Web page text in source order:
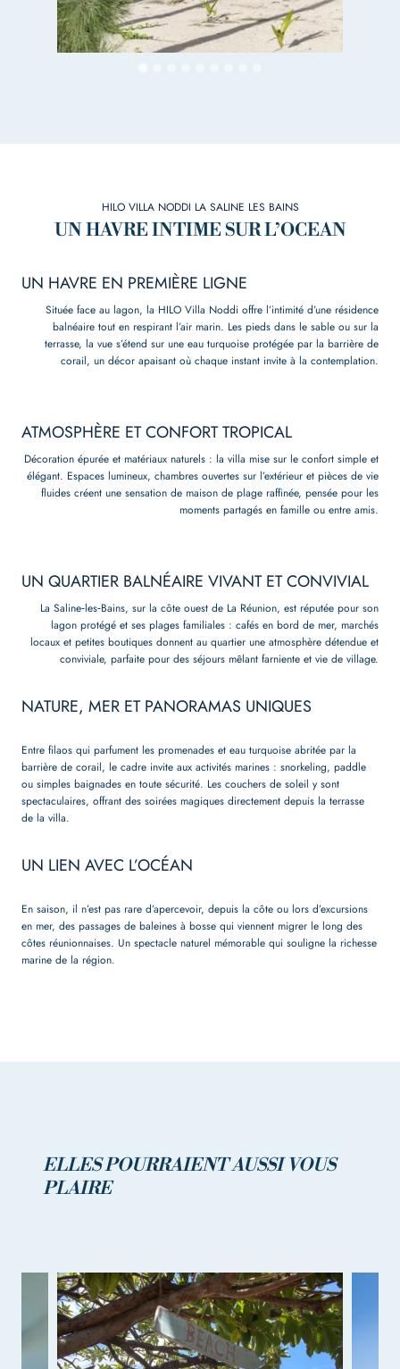
HILO VILLA NODDI LA SALINE LES BAINS
UN HAVRE INTIME SUR L’OCEAN
UN HAVRE EN PREMIÈRE LIGNE
Située face au lagon, la HILO Villa Noddi offre l’intimité d’une résidence
balnéaire tout en respirant l’air marin. Les pieds dans le sable ou sur la
terrasse, la vue s’étend sur une eau turquoise protégée par la barrière de
corail, un décor apaisant où chaque instant invite à la contemplation.
ATMOSPHÈRE ET CONFORT TROPICAL
Décoration épurée et matériaux naturels : la villa mise sur le confort simple et
élégant. Espaces lumineux, chambres ouvertes sur l’extérieur et pièces de vie
fluides créent une sensation de maison de plage raffinée, pensée pour les
moments partagés en famille ou entre amis.
UN QUARTIER BALNÉAIRE VIVANT ET CONVIVIAL
La Saline‑les‑Bains, sur la côte ouest de La Réunion, est réputée pour son
lagon protégé et ses plages familiales : cafés en bord de mer, marchés
locaux et petites boutiques donnent au quartier une atmosphère détendue et
conviviale, parfaite pour des séjours mêlant farniente et vie de village.
NATURE, MER ET PANORAMAS UNIQUES
Entre filaos qui parfument les promenades et eau turquoise abritée par la
barrière de corail, le cadre invite aux activités marines : snorkeling, paddle
ou simples baignades en toute sécurité. Les couchers de soleil y sont
spectaculaires, offrant des soirées magiques directement depuis la terrasse
de la villa.
UN LIEN AVEC L’OCÉAN
En saison, il n’est pas rare d’apercevoir, depuis la côte ou lors d’excursions
en mer, des passages de baleines à bosse qui viennent migrer le long des
côtes réunionnaises. Un spectacle naturel mémorable qui souligne la richesse
marine de la région.
ELLES POURRAIENT AUSSI VOUS
PLAIRE